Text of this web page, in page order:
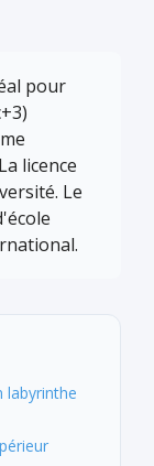
pour
licence
Le
labyrinthe